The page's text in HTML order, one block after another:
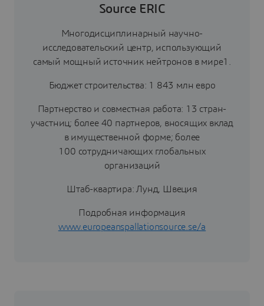
Source ERIC
Многодисциплинарный научно-
исследовательский центр, использующий
самый мощный источник нейтронов в мире1.
Бюджет строительства: 1 843 млн евро
Партнерство и совместная работа: 13 стран-
участниц; более 40 партнеров, вносящих вклад
в имущественной форме; более
100 сотрудничающих глобальных
организаций
Штаб-квартира: Лунд, Швеция
Подробная информация
www.europeanspallationsource.se/a